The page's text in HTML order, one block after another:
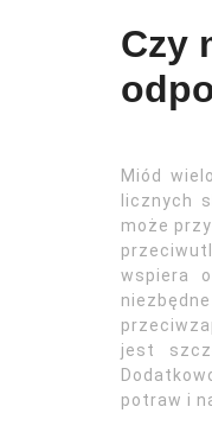
Czy
Miód
licznych
może
wspiera
jest
potraw i